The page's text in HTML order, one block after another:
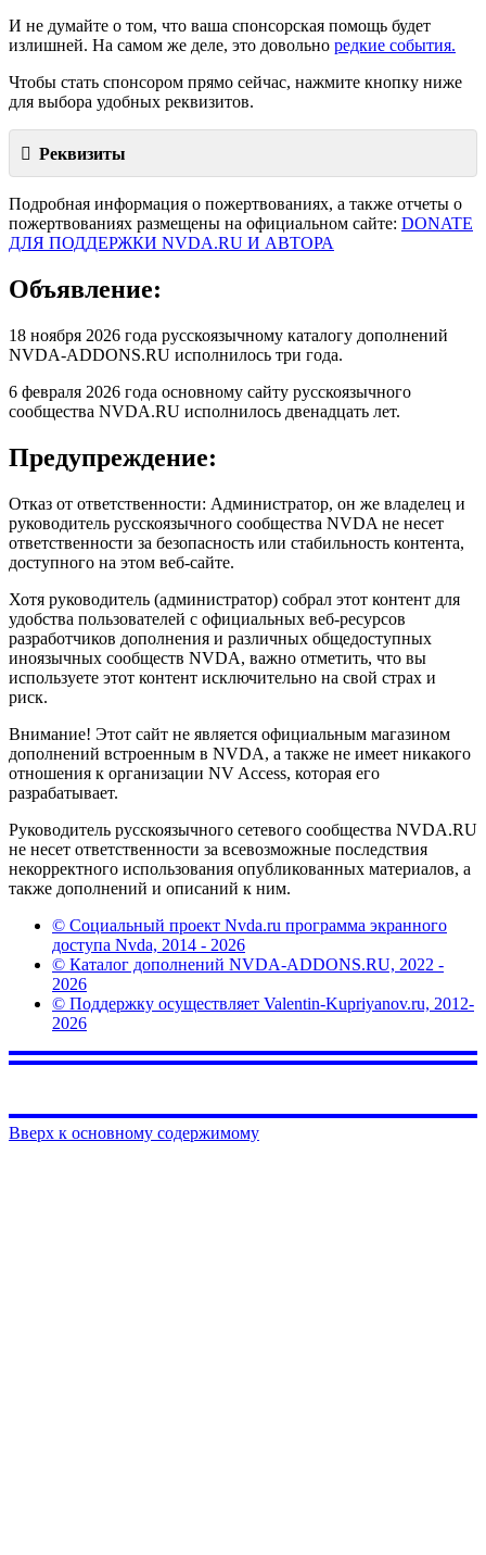
И не думайте о том, что ваша спонсорская помощь будет
излишней. На самом же деле, это довольно редкие события.
Чтобы стать спонсором прямо сейчас, нажмите кнопку ниже
для выбора удобных реквизитов.
Реквизиты
Подробная информация о пожертвованиях, а также отчеты о
пожертвованиях размещены на официальном сайте: DONATE
ДЛЯ ПОДДЕРЖКИ NVDA.RU И АВТОРА
Объявление:
18 ноября 2026 года русскоязычному каталогу дополнений
NVDA-ADDONS.RU исполнилось три года.
6 февраля 2026 года основному сайту русскоязычного
сообщества NVDA.RU исполнилось двенадцать лет.
Предупреждение:
Отказ от ответственности: Администратор, он же владелец и
руководитель русскоязычного сообщества NVDA не несет
ответственности за безопасность или стабильность контента,
доступного на этом веб-сайте.
Хотя руководитель (администратор) собрал этот контент для
удобства пользователей с официальных веб-ресурсов
разработчиков дополнения и различных общедоступных
иноязычных сообществ NVDA, важно отметить, что вы
используете этот контент исключительно на свой страх и
риск.
Внимание! Этот сайт не является официальным магазином
дополнений встроенным в NVDA, а также не имеет никакого
отношения к организации NV Access, которая его
разрабатывает.
Руководитель русскоязычного сетевого сообщества NVDA.RU
не несет ответственности за всевозможные последствия
некорректного использования опубликованных материалов, а
также дополнений и описаний к ним.
© Социальный проект Nvda.ru программа экранного
доступа Nvda, 2014 - 2026
© Каталог дополнений NVDA-ADDONS.RU, 2022 -
2026
© Поддержку осуществляет Valentin-Kupriyanov.ru, 2012-
2026
Вверх к основному содержимому